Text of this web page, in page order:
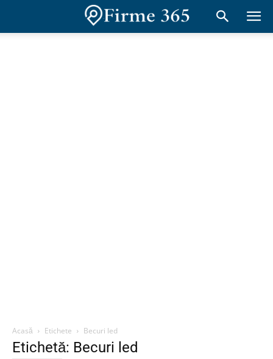
Acasă Etichete Becuri led
Etichetă: Becuri led